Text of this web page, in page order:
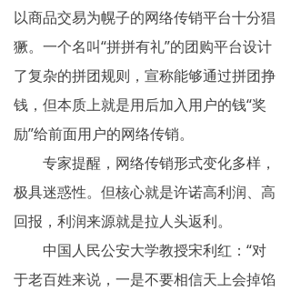
以商品交易为幌子的网络传销平台十分猖
獗。一个名叫“拼拼有礼”的团购平台设计
了复杂的拼团规则，宣称能够通过拼团挣
钱，但本质上就是用后加入用户的钱“奖
励”给前面用户的网络传销。
专家提醒，网络传销形式变化多样，
极具迷惑性。但核心就是许诺高利润、高
回报，利润来源就是拉人头返利。
中国人民公安大学教授宋利红：“对
于老百姓来说，一是不要相信天上会掉馅